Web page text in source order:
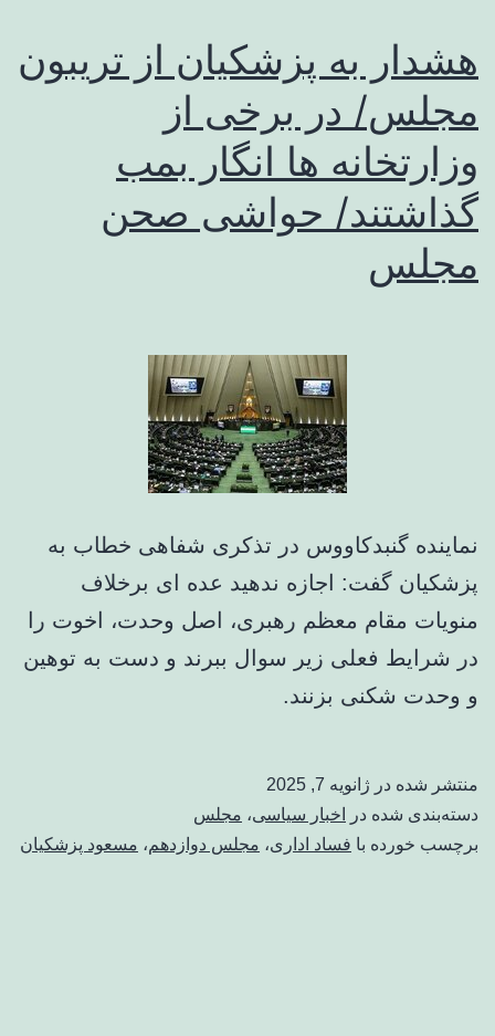
هشدار به پزشکیان از تریبون
مجلس/ در برخی از
وزارتخانه‌ ها انگار بمب
گذاشتند/ حواشی صحن
مجلس
نماینده گنبدکاووس در تذکری شفاهی خطاب به
پزشکیان گفت: اجازه ندهید عده ای برخلاف
منویات مقام معظم رهبری، اصل وحدت، اخوت را
در شرایط فعلی زیر سوال ببرند و دست به توهین
و وحدت شکنی بزنند.
منتشر شده در ژانویه 7, 2025
دسته‌بندی شده در
اخبار سیاسی، مجلس
برچسب خورده با فساد اداری، مجلس دوازدهم، مسعود پزشکیان